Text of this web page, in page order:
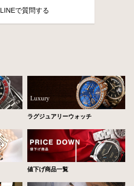
LINEで質問する
Luxury
ラグジュアリーウォッチ
値下げ商品一覧